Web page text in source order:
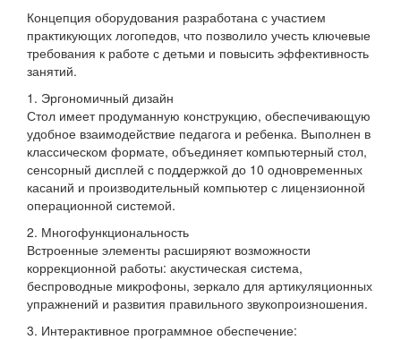
Концепция оборудования разработана с участием
практикующих логопедов, что позволило учесть ключевые
требования к работе с детьми и повысить эффективность
занятий.
1. Эргономичный дизайн
Стол имеет продуманную конструкцию, обеспечивающую
удобное взаимодействие педагога и ребенка. Выполнен в
классическом формате, объединяет компьютерный стол,
сенсорный дисплей с поддержкой до 10 одновременных
касаний и производительный компьютер с лицензионной
операционной системой.
2. Многофункциональность
Встроенные элементы расширяют возможности
коррекционной работы: акустическая система,
беспроводные микрофоны, зеркало для артикуляционных
упражнений и развития правильного звукопроизношения.
3. Интерактивное программное обеспечение: